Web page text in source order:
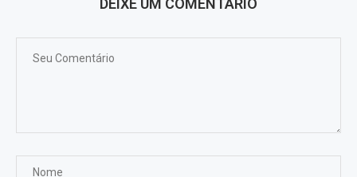
DEIXE UM COMENTÁRIO